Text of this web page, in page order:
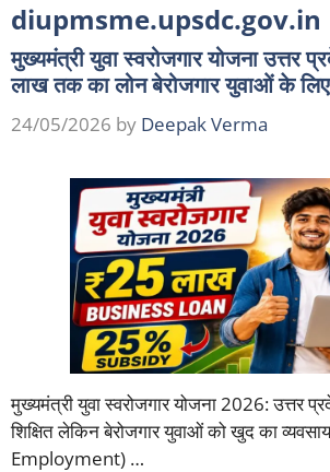
diupmsme.upsdc.gov.in
मुख्यमंत्री युवा स्वरोजगार योजना उत्तर
लाख तक का लोन बेरोजगार युवाओं के लिए
24/05/2026 by Deepak Verma
मुख्यमंत्री युवा स्वरोजगार योजना 2026: उत्तर
शिक्षित लेकिन बेरोजगार युवाओं को खुद का
Employment) …